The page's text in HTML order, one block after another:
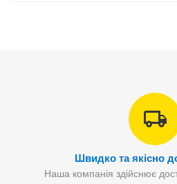
Швидко та якісно
Наша компанія здійснює